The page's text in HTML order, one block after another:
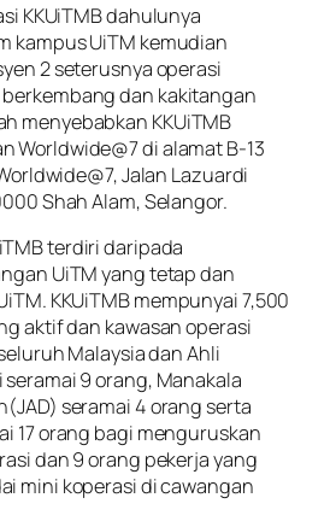
KKUiTMB dahulunya
kampus UiTM kemudian
2 seterusnya operasi
berkembang dan kakitangan
menyebabkan KKUiTMB
Worldwide@7 di alamat B-13
Jalan Lazuardi
Shah Alam, Selangor.
terdiri daripada
UiTM yang tetap dan
KKUiTMB mempunyai 7,500
aktif dan kawasan operasi
Malaysia dan Ahli
seramai 9 orang, Manakala
seramai 4 orang serta
17 orang bagi menguruskan
dan 9 orang pekerja yang
mini koperasi di cawangan